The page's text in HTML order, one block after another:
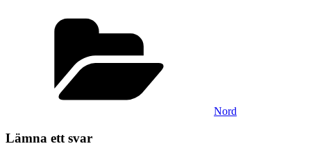
Nord
Lämna ett svar